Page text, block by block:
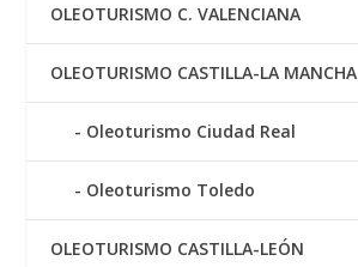
OLEOTURISMO C. VALENCIANA
OLEOTURISMO CASTILLA-LA MANCHA
Oleoturismo Ciudad Real
Oleoturismo Toledo
OLEOTURISMO CASTILLA-LEÓN